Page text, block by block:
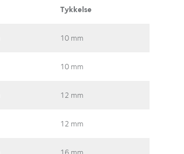
Tykkelse
10 mm
10 mm
12 mm
12 mm